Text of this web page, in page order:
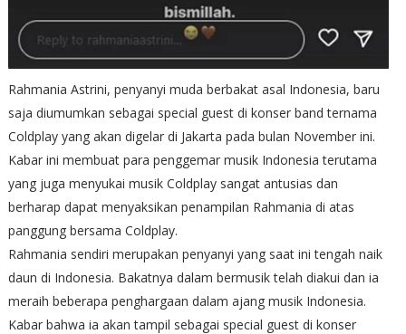
Rahmania Astrini, penyanyi muda berbakat asal Indonesia, baru
saja diumumkan sebagai special guest di konser band ternama
Coldplay yang akan digelar di Jakarta pada bulan November ini.
Kabar ini membuat para penggemar musik Indonesia terutama
yang juga menyukai musik Coldplay sangat antusias dan
berharap dapat menyaksikan penampilan Rahmania di atas
panggung bersama Coldplay.
Rahmania sendiri merupakan penyanyi yang saat ini tengah naik
daun di Indonesia. Bakatnya dalam bermusik telah diakui dan ia
meraih beberapa penghargaan dalam ajang musik Indonesia.
Kabar bahwa ia akan tampil sebagai special guest di konser